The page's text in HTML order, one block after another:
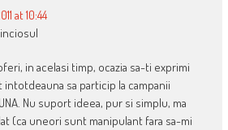
at 10:44
in acelasi timp, ocazia sa-ti exprimi
sa particip la campanii
Nu suport ideea, pur si simplu, ma
(ca uneori sunt manipulant fara sa-mi